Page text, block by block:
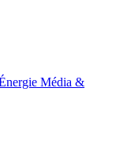
Média &